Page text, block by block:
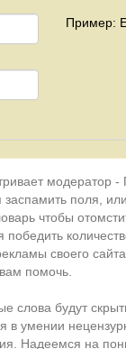
Пример:
модератор
поля,
чтобы
своего
помочь.
слова будут
умении
Надеемся на